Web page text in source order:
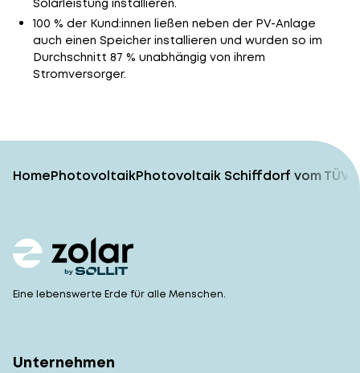
Solarleistung installieren.
100 % der Kund:innen ließen neben der PV-Anlage
auch einen Speicher installieren und wurden so im
Durchschnitt 87 % unabhängig von ihrem
Stromversorger.
HomePhotovoltaikPhotovoltaik Schiffdorf vom
Eine lebenswerte Erde für alle Menschen.
Unternehmen